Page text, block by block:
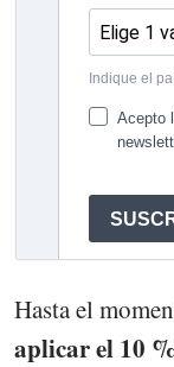
Hasta el
aplicar el 10